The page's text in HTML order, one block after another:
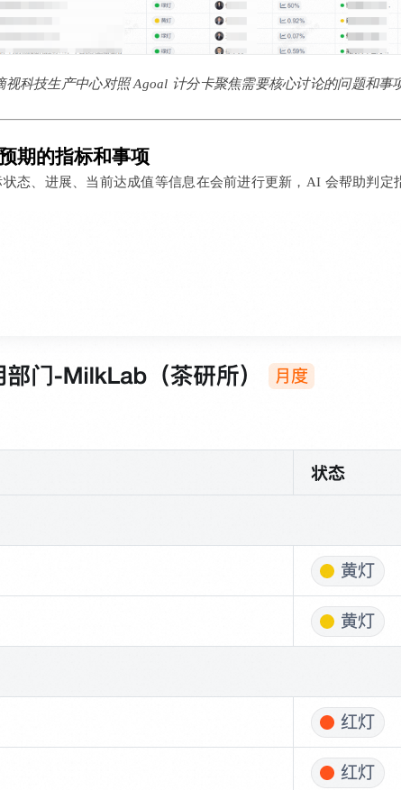
视科技生产中心对照 Agoal 计分卡聚焦需要核心讨论的问题和事
期的指标和事项
态、进展、当前达成值等信息在会前进行更新，AI 会帮助判定